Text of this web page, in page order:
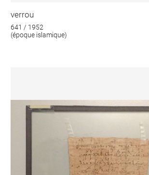
verrou
641 / 1952
(époque islamique)